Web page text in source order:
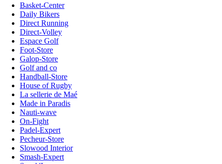
Basket-Center
Daily Bikers
Direct Running
Direct-Volley
Espace Golf
Foot-Store
Galop-Store
Golf and co
Handball-Store
House of Rugby
La sellerie de Maé
Made in Paradis
Nauti-wave
On-Fight
Padel-Expert
Pecheur-Store
Slowood Interior
Smash-Expert